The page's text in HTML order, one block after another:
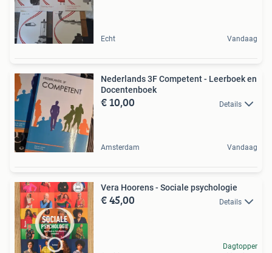
Echt Vandaag
Nederlands 3F Competent - Leerboek en
Docentenboek
€ 10,00 Details
Amsterdam Vandaag
Vera Hoorens - Sociale psychologie
€ 45,00 Details
Dagtopper